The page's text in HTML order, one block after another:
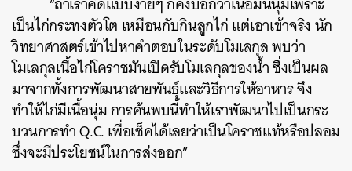
เป็นไก่กระทงตัวโต เหมือนกับกินลูกไก่ แต่เอาเข้าจริง นัก
วิทยาศาสตร์เข้าไปหาคำตอบในระดับโมเลกุล พบว่า
โมเลกุลเนื้อไก่โคราชมันเปิดรับโมเลกุลของน้ำ ซึ่งเป็นผล
มาจากทั้งการพัฒนาสายพันธุ์และวิธีการให้อาหาร จึง
ทำให้ไก่มีเนื้อนุ่ม การค้นพบนี้ทำให้เราพัฒนาไปเป็นกระ
บวนการทำ Q.C. เพื่อเช็คได้เลยว่าเป็นโคราชแท้หรือปลอม
ซึ่งจะมีประโยชน์ในการส่งออก”